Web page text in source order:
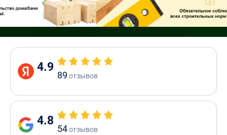
4.9
89 отзывов
4.8
54отзывов